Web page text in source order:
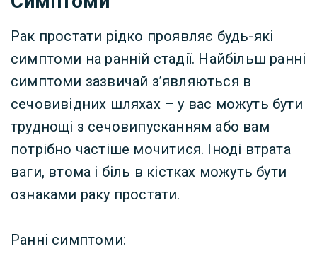
Рак простати рідко проявляє будь-які
симптоми на ранній стадії. Найбільш ранні
симптоми зазвичай з’являються в
сечовивідних шляхах – у вас можуть бути
труднощі з сечовипусканням або вам
потрібно частіше мочитися. Іноді втрата
ваги, втома і біль в кістках можуть бути
ознаками раку простати.
Ранні симптоми: